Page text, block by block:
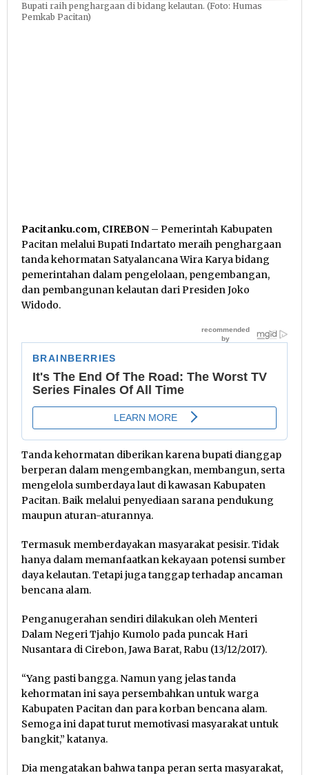
Bupati raih penghargaan di bidang kelautan. (Foto: Humas
Pemkab Pacitan)
Pacitanku.com, CIREBON – Pemerintah Kabupaten
Pacitan melalui Bupati Indartato meraih penghargaan
tanda kehormatan Satyalancana Wira Karya bidang
pemerintahan dalam pengelolaan, pengembangan,
dan pembangunan kelautan dari Presiden Joko
Widodo.
Tanda kehormatan diberikan karena bupati dianggap
berperan dalam mengembangkan, membangun, serta
mengelola sumberdaya laut di kawasan Kabupaten
Pacitan. Baik melalui penyediaan sarana pendukung
maupun aturan-aturannya.
Termasuk memberdayakan masyarakat pesisir. Tidak
hanya dalam memanfaatkan kekayaan potensi sumber
daya kelautan. Tetapi juga tanggap terhadap ancaman
bencana alam.
Penganugerahan sendiri dilakukan oleh Menteri
Dalam Negeri Tjahjo Kumolo pada puncak Hari
Nusantara di Cirebon, Jawa Barat, Rabu (13/12/2017).
“Yang pasti bangga. Namun yang jelas tanda
kehormatan ini saya persembahkan untuk warga
Kabupaten Pacitan dan para korban bencana alam.
Semoga ini dapat turut memotivasi masyarakat untuk
bangkit,” katanya.
Dia mengatakan bahwa tanpa peran serta masyarakat,